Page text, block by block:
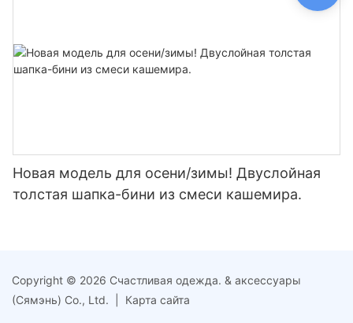
Новая модель для осени/зимы! Двуслойная
толстая шапка-бини из смеси кашемира.
Copyright © 2026 Счастливая одежда. & аксессуары
(Сямэнь) Co., Ltd. |
Карта сайта